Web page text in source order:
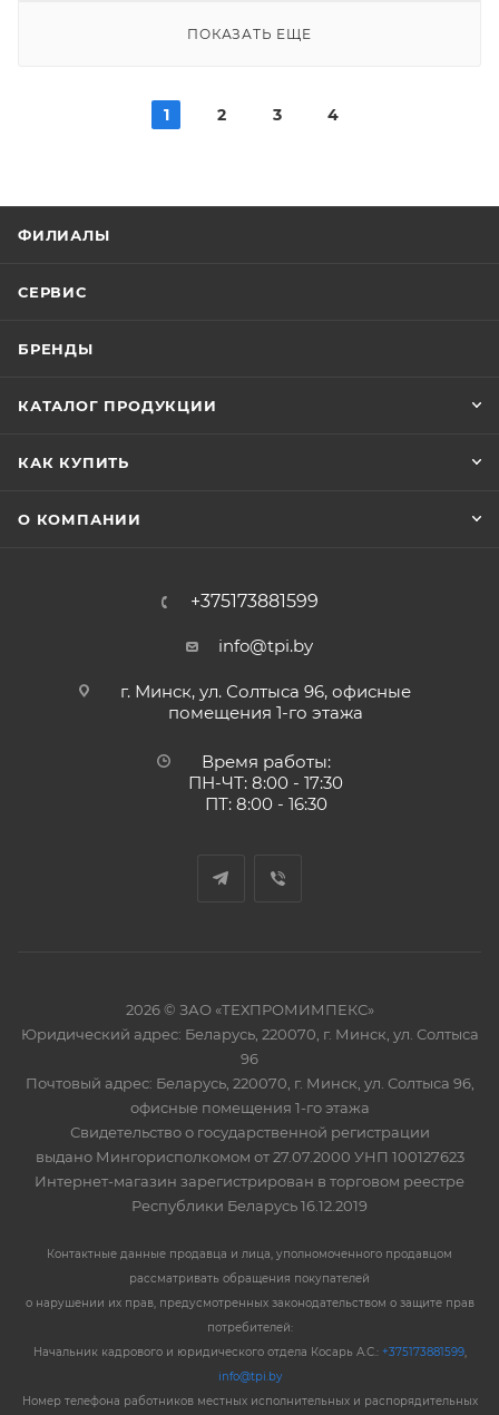
ПОКАЗАТЬ ЕЩЕ
1 2 3 4
ФИЛИАЛЫ
СЕРВИС
БРЕНДЫ
КАТАЛОГ ПРОДУКЦИИ
КАК КУПИТЬ
О КОМПАНИИ
+375173881599
info@tpi.by
г. Минск, ул. Солтыса 96, офисные
помещения 1-го этажа
Время работы:
ПН-ЧТ: 8:00 - 17:30
ПТ: 8:00 - 16:30
2026 © ЗАО «ТЕХПРОМИМПЕКС»
Юридический адрес: Беларусь, 220070, г. Минск, ул. Солтыса
96
Почтовый адрес: Беларусь, 220070, г. Минск, ул. Солтыса 96,
офисные помещения 1-го этажа
Свидетельство о государственной регистрации
выдано Мингорисполкомом от 27.07.2000 УНП 100127623
Интернет-магазин зарегистрирован в торговом реестре
Республики Беларусь 16.12.2019
Контактные данные продавца и лица, уполномоченного продавцом
рассматривать обращения покупателей
о нарушении их прав, предусмотренных законодательством о защите прав
потребителей:
Начальник кадрового и юридического отдела Косарь А.С.: +375173881599,
info@tpi.by
Номер телефона работников местных исполнительных и распорядительных